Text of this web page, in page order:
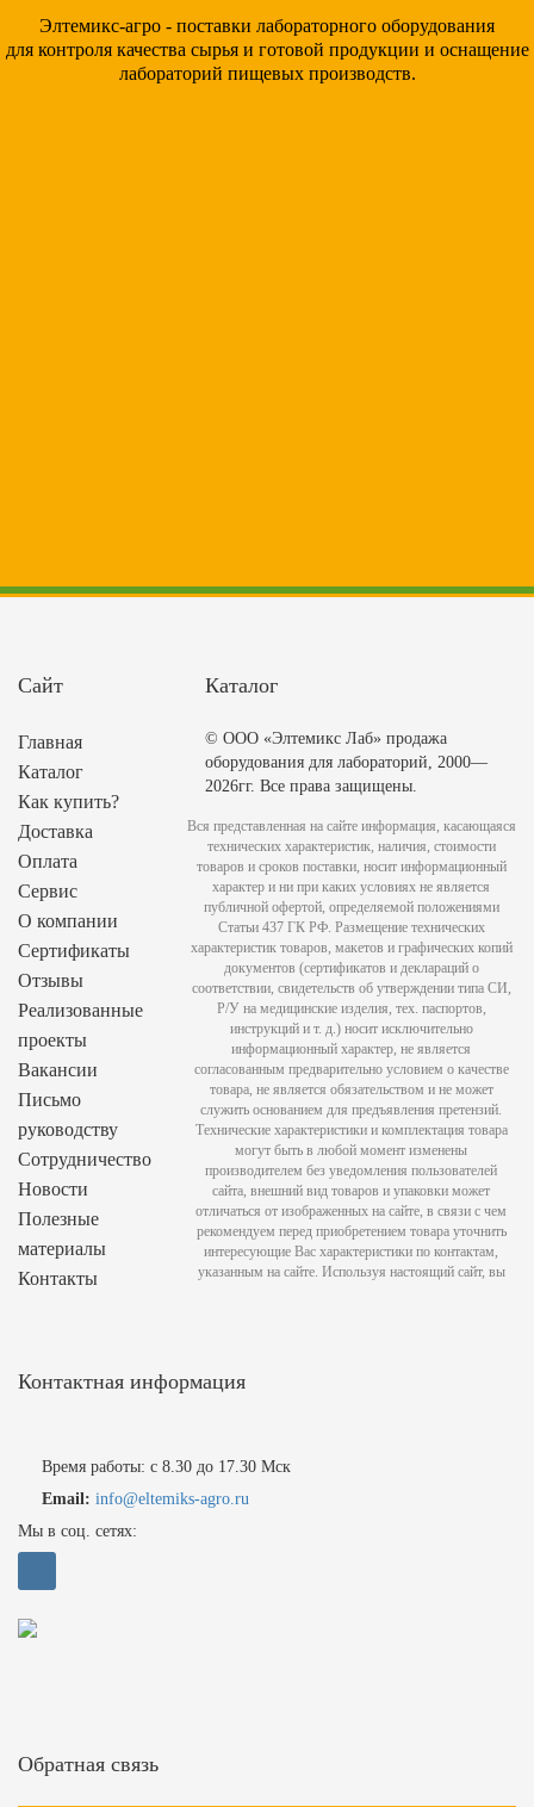
Элтемикс-агро - поставки лабораторного оборудования
для контроля качества сырья и готовой продукции и оснащение
лабораторий пищевых производств.
Сайт
Главная
Каталог
Как купить?
Доставка
Оплата
Сервис
О компании
Сертификаты
Отзывы
Реализованные
проекты
Вакансии
Письмо
руководству
Сотрудничество
Новости
Полезные
материалы
Контакты
Каталог
Контактная информация
Время работы: с 8.30 до 17.30 Мск
Email: info@eltemiks-agro.ru
Мы в соц. сетях:
Обратная связь
© ООО «Элтемикс Лаб» продажа
оборудования для лабораторий, 2000—
2026гг. Все права защищены.
Вся представленная на сайте информация, касающаяся
технических характеристик, наличия, стоимости
товаров и сроков поставки, носит информационный
характер и ни при каких условиях не является
публичной офертой, определяемой положениями
Статьи 437 ГК РФ. Размещение технических
характеристик товаров, макетов и графических копий
документов (сертификатов и деклараций о
соответствии, свидетельств об утверждении типа СИ,
Р/У на медицинские изделия, тех. паспортов,
инструкций и т. д.) носит исключительно
информационный характер, не является
согласованным предварительно условием о качестве
товара, не является обязательством и не может
служить основанием для предъявления претензий.
Технические характеристики и комплектация товара
могут быть в любой момент изменены
производителем без уведомления пользователей
сайта, внешний вид товаров и упаковки может
отличаться от изображенных на сайте, в связи с чем
рекомендуем перед приобретением товара уточнить
интересующие Вас характеристики по контактам,
указанным на сайте. Используя настоящий сайт, вы